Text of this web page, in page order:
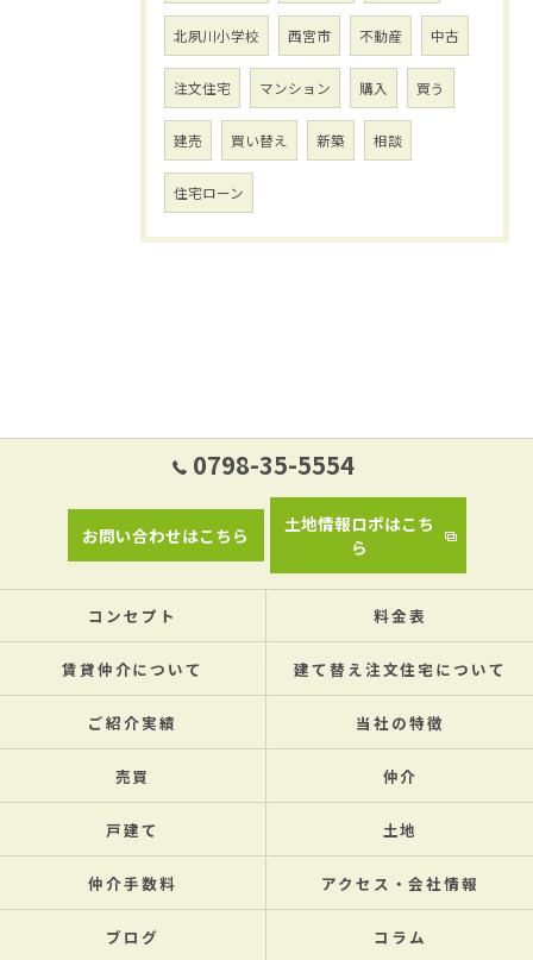
北夙川小学校 西宮市 不動産 中古
注文住宅 マンション 購入 買う
建売 買い替え 新築 相談
住宅ローン
0798-35-5554
お問い合わせはこちら
土地情報ロボはこち
ら
コンセプト 料金表
賃貸仲介について 建て替え注文住宅について
ご紹介実績 当社の特徴
売買 仲介
戸建て 土地
仲介手数料 アクセス・会社情報
ブログ コラム